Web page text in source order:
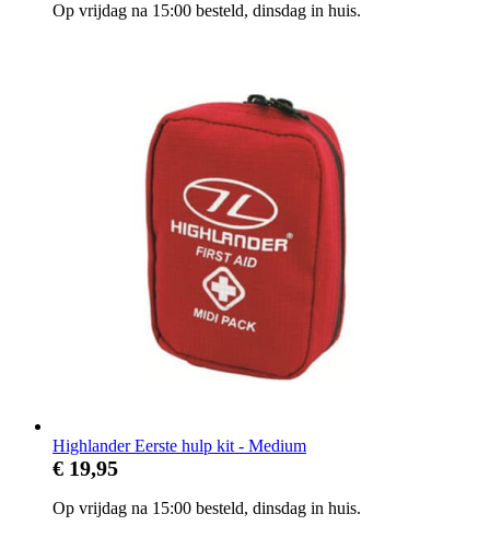
Op vrijdag na 15:00 besteld, dinsdag in huis.
Highlander Eerste hulp kit - Medium
€ 19,95
Op vrijdag na 15:00 besteld, dinsdag in huis.